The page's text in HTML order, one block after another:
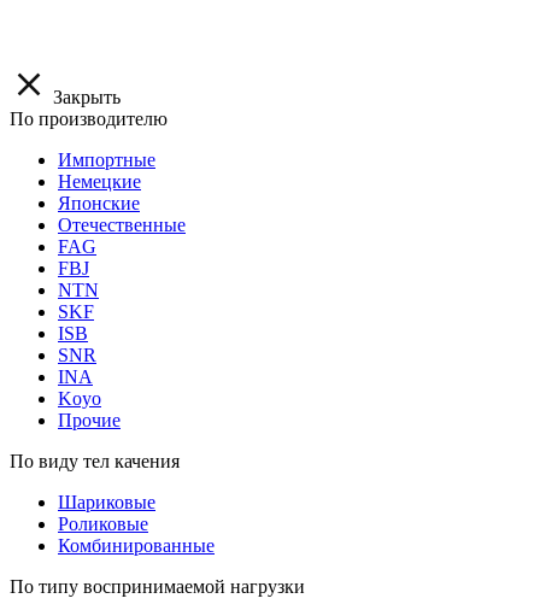
Закрыть
По производителю
Импортные
Немецкие
Японские
Отечественные
FAG
FBJ
NTN
SKF
ISB
SNR
INA
Koyo
Прочие
По виду тел качения
Шариковые
Роликовые
Комбинированные
По типу воспринимаемой нагрузки